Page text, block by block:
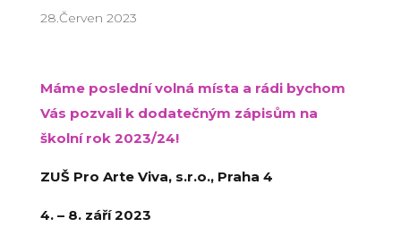
28.Červen 2023
Máme poslední volná místa a rádi bychom
Vás pozvali k dodatečným zápisům na
školní rok 2023/24!
ZUŠ Pro Arte Viva, s.r.o., Praha 4
4. – 8. září 2023